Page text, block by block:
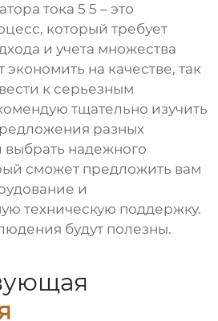
тока 5 5 – это
который требует
и учета множества
экономить на качестве, так
к серьезным
тщательно изучить
разных
надежного
сможет предложить вам
и
техническую поддержку.
будут полезны.